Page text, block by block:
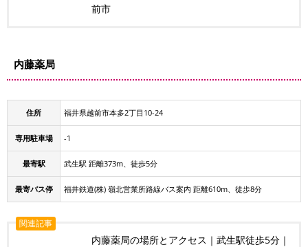
前市
内藤薬局
住所 福井県越前市本多2丁目10-24
専用駐車場 -1
最寄駅 武生駅 距離373m、徒歩5分
最寄バス停 福井鉄道(株) 嶺北営業所路線バス案内 距離610m、徒歩8分
関連記事
内藤薬局の場所とアクセス｜武生駅徒歩5分｜